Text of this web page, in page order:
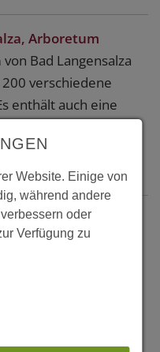
Arboretum
Bad Langensalza
verschiedene
enthält auch eine
im
zeichnet sich durch
aus. Eine Fülle
Website. Einige von
während andere
oder
Verfügung zu